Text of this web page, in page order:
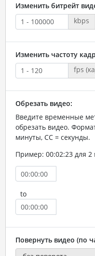
Изменить битрейт
kbps
Изменить частоту
fps
Обрезать видео:
Введите временные
обрезать видео.
минуты, СС = секунды.
Пример: 00:02:23 для 2
to
Повернуть видео (по